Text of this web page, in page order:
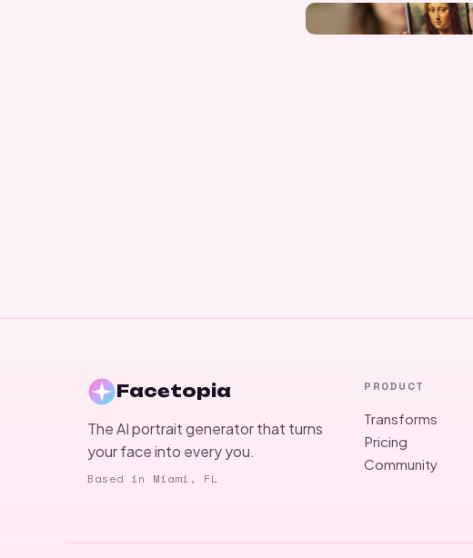
Facetopia
The AI portrait generator that turns
your face into every you.
Based in Miami, FL
PRODUCT
Transforms
Pricing
Community